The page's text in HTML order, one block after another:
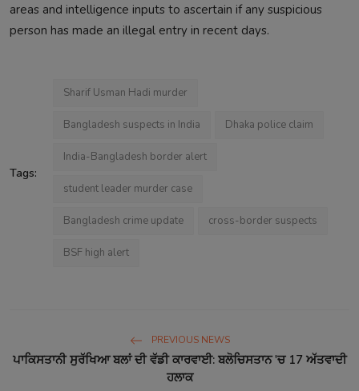
areas and intelligence inputs to ascertain if any suspicious
person has made an illegal entry in recent days.
Tags:
Sharif Usman Hadi murder
Bangladesh suspects in India Dhaka police claim
India-Bangladesh border alert
student leader murder case
Bangladesh crime update cross-border suspects
BSF high alert
PREVIOUS NEWS
ਪਾਕਿਸਤਾਨੀ ਸੁਰੱਖਿਆ ਬਲਾਂ ਦੀ ਵੱਡੀ ਕਾਰਵਾਈ: ਬਲੋਚਿਸਤਾਨ 'ਚ 17 ਅੱਤਵਾਦੀ
ਹਲਾਕ